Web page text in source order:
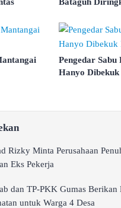
Pengedar Sabu
Hanyo Dibekuk
Rizky Minta Perusahaan
Eks Pekerja
dan TP-PKK Gumas Berikan
untuk Warga 4 Desa